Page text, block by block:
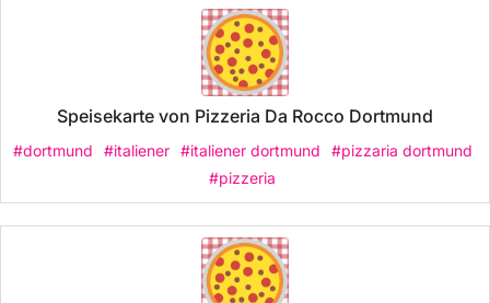
Speisekarte von Pizzeria Da Rocco Dortmund
#dortmund #italiener #italiener dortmund
#pizzaria dortmund
#pizzeria